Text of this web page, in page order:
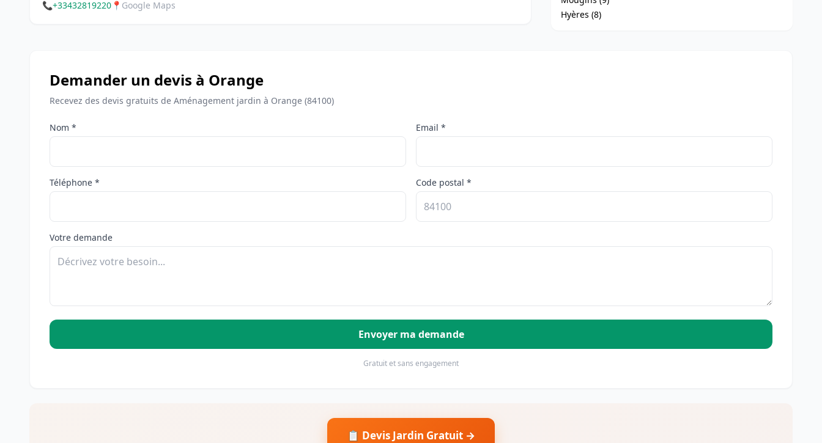
📞+33432819220 📍 Google Maps
Hyères (8)
Demander un devis à Orange
Recevez des devis gratuits de Aménagement jardin à Orange (84100)
Nom * Email *
Téléphone * Code postal *
Votre demande
Envoyer ma demande
Gratuit et sans engagement
📋 Devis Jardin Gratuit →